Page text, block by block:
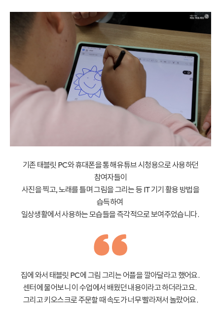
기존 태블릿 PC와 휴대폰을 통해 유튜브 시청용으로 사용하던
참여자들이
사진을 찍고, 노래를 틀며 그림을 그리는 등 IT 기기 활용 방법을
습득하여
일상생활에서 사용하는 모습들을 즉각적으로 보여주었습니다.
집에 와서 태블릿 PC에 그림 그리는 어플을 깔아달라고 했어요.
센터에 물어보니 이 수업에서 배웠던 내용이라고 하더라고요.
그리고 키오스크로 주문할 때 속도가 너무 빨라져서 놀랐어요.